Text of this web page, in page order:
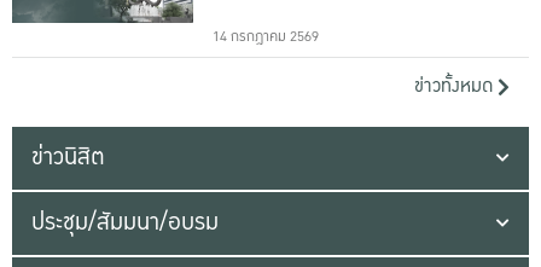
14 กรกฎาคม 2569
ข่าวทั้งหมด
ข่าวนิสิต
ประชุม/สัมมนา/อบรม